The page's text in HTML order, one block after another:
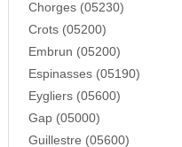
Chorges (05230)
Crots (05200)
Embrun (05200)
Espinasses (05190)
Eygliers (05600)
Gap (05000)
Guillestre (05600)